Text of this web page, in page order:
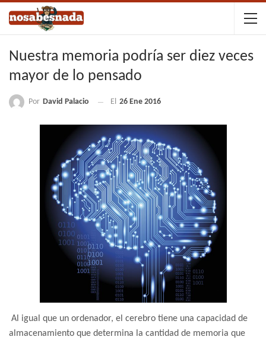
Nuestra memoria podría ser diez veces
mayor de lo pensado
Por David Palacio El 26 Ene 2016
Al igual que un ordenador, el cerebro tiene una capacidad de
almacenamiento que determina la cantidad de memoria que